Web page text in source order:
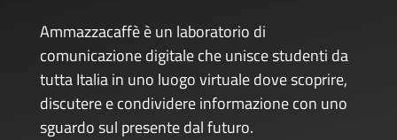
Ammazzacaffè è un laboratorio di
comunicazione digitale che unisce studenti da
tutta Italia in uno luogo virtuale dove scoprire,
discutere e condividere informazione con uno
sguardo sul presente dal futuro.